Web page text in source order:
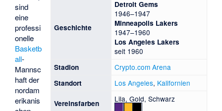
Geschichte
Detroit Gems
1946–1947
Minneapolis Lakers
1947–1960
Los Angeles Lakers
seit 1960
Stadion Crypto.com Arena
Standort Los Angeles, Kalifornien
Vereinsfarben Lila, Gold, Schwarz
sind
eine
professi
onelle
Basketb
all-
Mannsc
haft der
nordam
erikanis